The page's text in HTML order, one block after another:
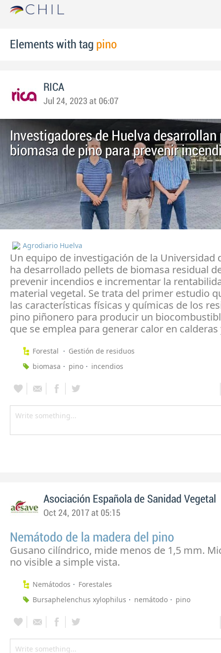
Elements with tag pino
RICA
Jul 24, 2023 at 06:07
Investigadores de Huelva desarrollan
biomasa de pino para prevenir
Agrodiario Huelva
Un equipo de investigación de la Universidad
ha desarrollado pellets de biomasa residual
prevenir incendios e incrementar la
material vegetal. Se trata del primer estudio
las características físicas y químicas de los
pino piñonero para producir un
que se emplea para generar calor en
Forestal
Gestión de residuos
biomasa
pino incendios
Asociación Española de Sanidad Vegetal
Oct 24, 2017 at 05:15
Nemátodo de la madera del pino
Gusano cilíndrico, mide menos de 1,5 mm.
no visible a simple vista.
Nemátodos
Forestales
Bursaphelenchus xylophilus
nemátodo pino